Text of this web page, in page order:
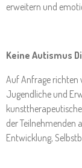
erweitern und
Keine Autismus
Auf Anfrage richten
Jugendliche und
der Teilnehmenden
Entwicklung,